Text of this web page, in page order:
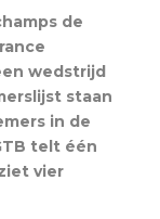
de
wedstrijd
staan
in de
telt één
vier